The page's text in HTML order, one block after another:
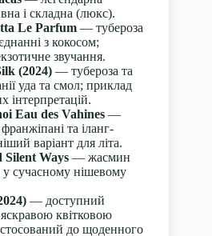
і складна (люкс).
Le Parfum — тубероза
з кокосом;
звучання.
(2024) — тубероза та
уда та смол; приклад
інтерпретацій.
Eau des Vahines —
та іланг-
варіант для літа.
Silent Ways — жасмин
у сучасному нішевому
— доступний
квітковою
до щоденного